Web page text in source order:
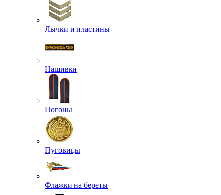
Лычки и пластины
Нашивки
Погоны
Пуговицы
Флажки на береты